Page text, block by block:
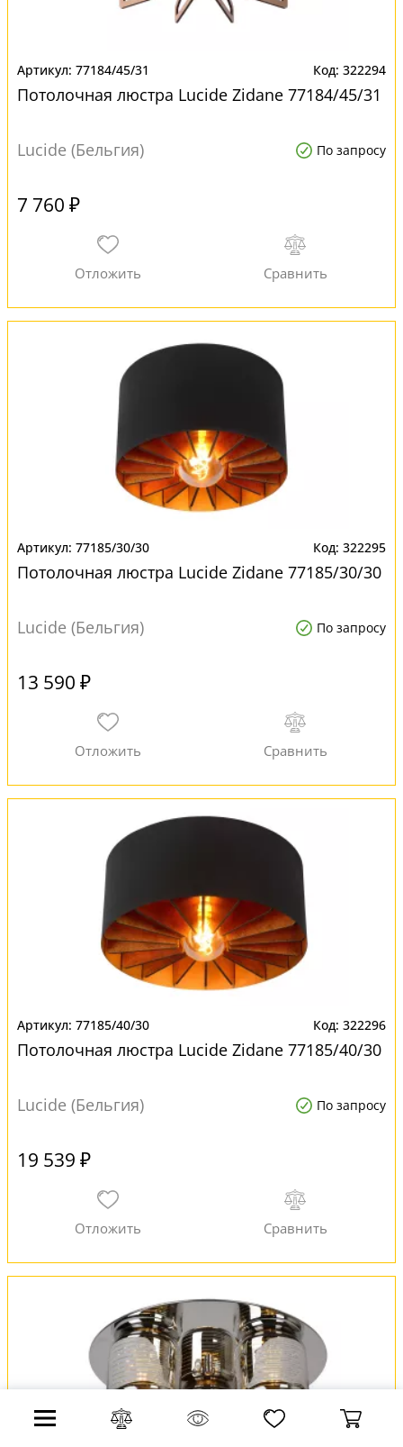
77184/45/31 322294
Потолочная люстра Lucide Zidane 77184/45/31
Lucide (Бельгия) По запросу
7 760 ₽
77185/30/30 322295
Потолочная люстра Lucide Zidane 77185/30/30
Lucide (Бельгия) По запросу
13 590 ₽
77185/40/30 322296
Потолочная люстра Lucide Zidane 77185/40/30
Lucide (Бельгия) По запросу
19 539 ₽